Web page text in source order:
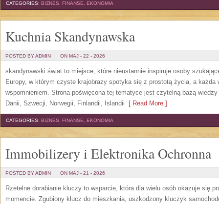
CATEGORIES: BIZNES, FINANSE, EKONOMIA
Kuchnia Skandynawska
POSTED BY ADMIN ON MAJ - 22 - 2026
skandynawski świat to miejsce, które nieustannie inspiruje osoby
Europy, w którym czyste krajobrazy spotyka się z prostotą życia, a
wspomnieniem. Strona poświęcona tej tematyce jest czytelną bazą
Danii, Szwecji, Norwegii, Finlandii, Islandii [ Read More ]
CATEGORIES: BIZNES, FINANSE, EKONOMIA
Immobilizery i Elektronika Ochronna
POSTED BY ADMIN ON MAJ - 21 - 2026
Rzetelne dorabianie kluczy to wsparcie, która dla wielu osób okazuje się
momencie. Zgubiony klucz do mieszkania, uszkodzony kluczyk